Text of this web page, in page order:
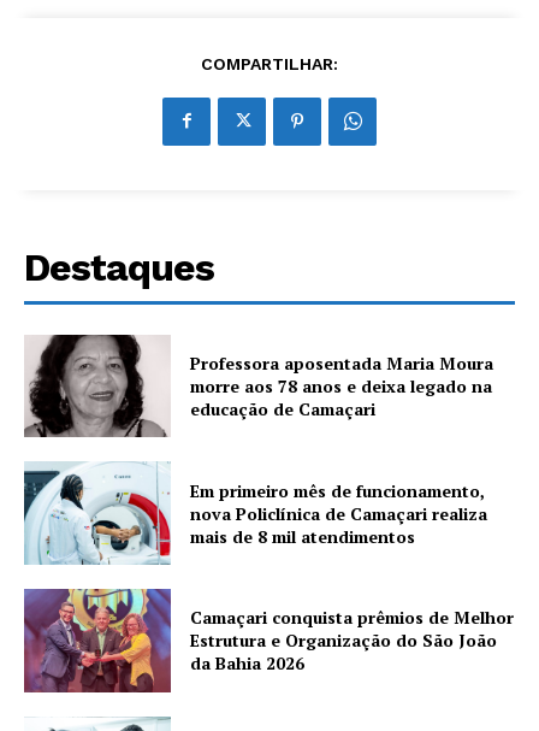
COMPARTILHAR:
Destaques
Professora aposentada Maria Moura
morre aos 78 anos e deixa legado na
educação de Camaçari
Em primeiro mês de funcionamento,
nova Policlínica de Camaçari realiza
mais de 8 mil atendimentos
Camaçari conquista prêmios de Melhor
Estrutura e Organização do São João
da Bahia 2026